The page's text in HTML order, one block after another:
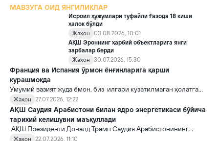
МАВЗУГА ОИД ЯНГИЛИКЛАР
Исроил ҳужумлари туфайли Ғазода 18 киши
ҳалок бўлди
Жаҳон
03.08.2026, 10:01
АҚШ Эроннинг ҳарбий объектларига янги
зарбалар берди
Жаҳон
30.07.2026, 15:30
Франция ва Испания ўрмон ёнғинларига қарши
курашмоқда
Умумий вазият жуда ёмон, биз илгари кузатилмаган ҳолатга
дуч келдик, деди Франция расмийси.
Жаҳон 27.07.2026, 12:22
АҚШ Саудия Арабистони билан ядро энергетикаси бўйича
тарихий келишувни маъқуллади
АҚШ Президенти Доналд Трамп Саудия Арабистонининг
фуқаролик ядро энергетикаси дастурини ривожлантиришга
Жаҳон
22.07.2026, 11:10